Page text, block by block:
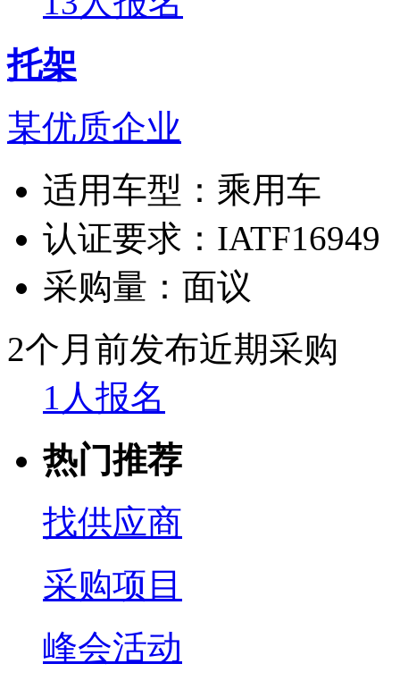
托架
某优质企业
适用车型： 乘用车
认证要求： IATF16949
采购量： 面议
2个月前发布近期采购
1人报名
热门推荐
找供应商
采购项目
峰会活动